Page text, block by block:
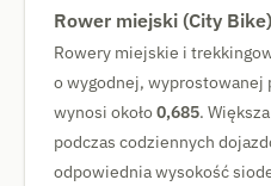
Rower miejski (City Bike)
Rowery miejskie i
o wygodnej, wyprostowanej
wynosi około0,685.
podczas codziennych
odpowiednia wysokość